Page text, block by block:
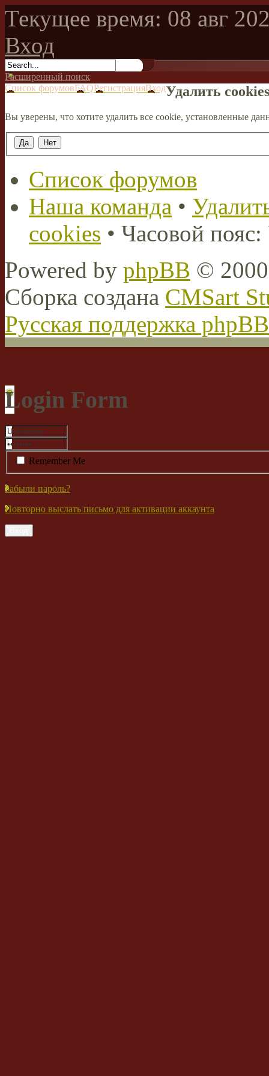
Текущее время: 08 авг
Вход
Расширенный поиск
Список форумовFAQРегистрацияВходУдалить
Вы уверены, что хотите удалить все cookie, установленные
Список форумов
Наша команда •
cookies • Часовой
Powered by phpBB ©
Сборка создана CMSart
Русская поддержка phpBB
Login Form
Remember Me
Забыли пароль?
Повторно выслать письмо для активации аккаунта